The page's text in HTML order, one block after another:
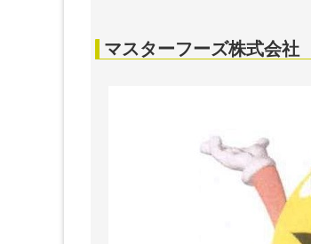
マスターフーズ株式会社